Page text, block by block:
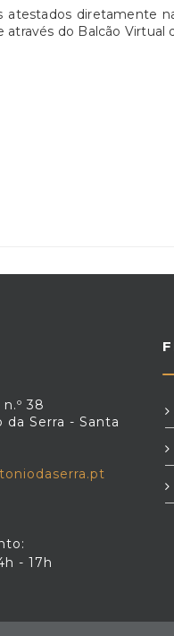
atestados diretamente
através do Balcão Virtual
38
Serra - Santa
- 17h